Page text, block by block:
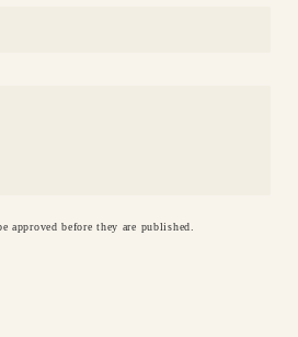
approved before they are published.